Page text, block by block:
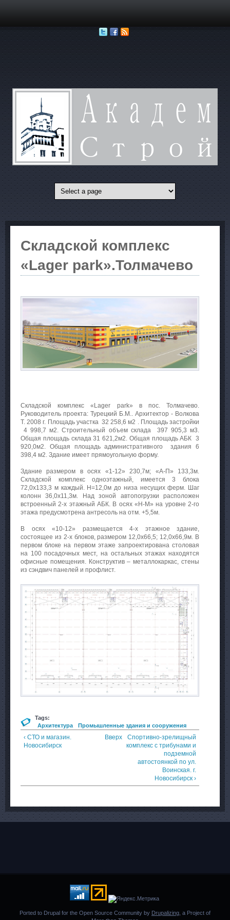
Складской комплекс
«Lager park».Толмачево
Складской комплекс «Lager park» в пос. Толмачево.
Руководитель проекта: Турецкий Б.М.. Архитектор - Волкова
Т. 2008 г. Площадь участка 32 258,6 м2 . Площадь застройки
4 998,7 м2. Строительный объем склада 397 905,3 м3.
Общая площадь склада 31 621,2м2. Общая площадь АБК 3
920,0м2. Общая площадь административного здания 6
398,4 м2. Здание имеет прямоугольную форму.
Здание размером в осях «1-12» 230,7м; «А-П» 133,3м.
Складской комплекс одноэтажный, имеется 3 блока
72,0х133,3 м каждый. Н=12,0м до низа несущих ферм. Шаг
колонн 36,0х11,3м. Над зоной автопогрузки расположен
встроенный 2-х этажный АБК. В осях «Н-М» на уровне 2-го
этажа предусмотрена антресоль на отм. +5,5м.
В осях «10-12» размещается 4-х этажное здание,
состоящее из 2-х блоков, размером 12,0х66,5; 12,0х66,9м. В
первом блоке на первом этаже запроектирована столовая
на 100 посадочных мест, на остальных этажах находятся
офисные помещения. Конструктив – металлокаркас, стены
из сэндвич панелей и профлист.
Tags:
Архитектура
Промышленные здания и сооружения
‹ СТО и магазин.
Новосибирск
Вверх
Спортивно-зрелищный
комплекс с трибунами и
подземной
автостоянкой по ул.
Воинская. г.
Новосибирск ›
Ported to Drupal for the Open Source Community by Drupalizing , a Project of